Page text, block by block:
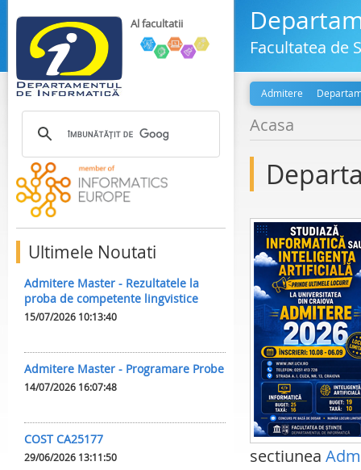
Al facultatii
Ultimele Noutati
Admitere Master - Rezultatele la
proba de competente lingvistice
15/07/2026 10:13:40
Admitere Master - Programare Probe
14/07/2026 16:07:48
COST CA25177
29/06/2026 13:11:50
Facultatea de
Admitere
Acasa
sectiunea